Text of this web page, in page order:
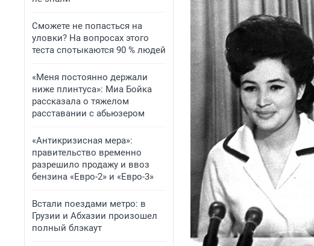
Сможете не попасться на
уловки? На вопросах этого
теста спотыкаются 90 % людей
«Меня постоянно держали
ниже плинтуса»: Миа Бойка
рассказала о тяжелом
расставании с абьюзером
«Антикризисная мера»:
правительство временно
разрешило продажу и ввоз
бензина «Евро-2» и «Евро-3»
Встали поездами метро: в
Грузии и Абхазии произошел
полный блэкаут